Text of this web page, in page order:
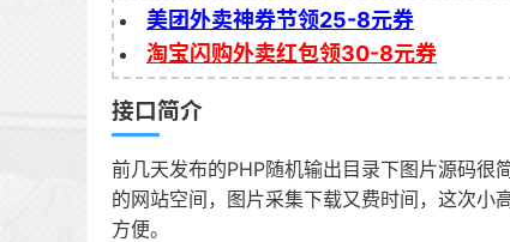
美团外卖神券节领25-8元券
淘宝闪购外卖红包领30-8元券
接口简介
前几天发布的PHP随机输出目录下图片源码很
的网站空间，图片采集下载又费时间，这次
方便。